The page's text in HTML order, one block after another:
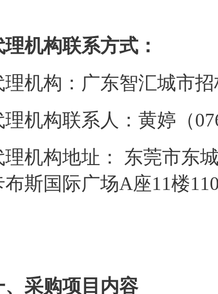
理机构联系方式：
理机构：广东智汇城市
理机构联系人：黄婷（
理机构地址： 东莞市东
布斯国际广场A座11楼
、采购项目内容